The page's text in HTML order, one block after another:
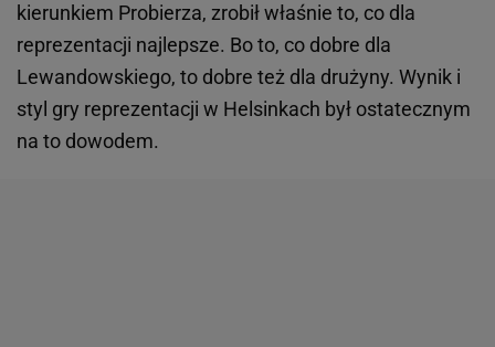
kierunkiem Probierza, zrobił właśnie to, co dla
reprezentacji najlepsze. Bo to, co dobre dla
Lewandowskiego, to dobre też dla drużyny. Wynik i
styl gry reprezentacji w Helsinkach był ostatecznym
na to dowodem.